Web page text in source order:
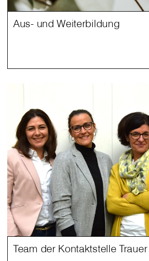
Aus- und Weiterbildung
Team der Kontaktstelle Trauer